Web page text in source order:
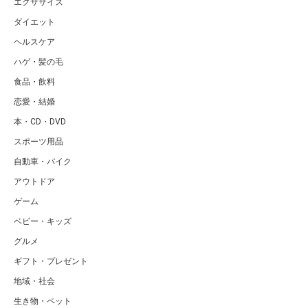
エクササイズ
ダイエット
ヘルスケア
ハゲ・髪の毛
食品・飲料
恋愛・結婚
本・CD・DVD
スポーツ用品
自動車・バイク
アウトドア
ゲーム
ベビー・キッズ
グルメ
ギフト・プレゼント
地域・社会
生き物・ペット